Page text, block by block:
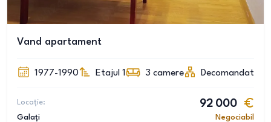
Vand apartament
1977-1990 Etajul 1 3 camere Decomandat
Locație:
Galați
92 000
Negociabil